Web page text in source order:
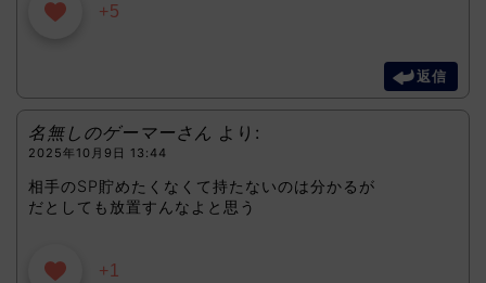
+5
返信
名無しのゲーマーさん より:
2025年10月9日 13:44
相手のSP貯めたくなくて持たないのは分かるが
だとしても放置すんなよと思う
+1